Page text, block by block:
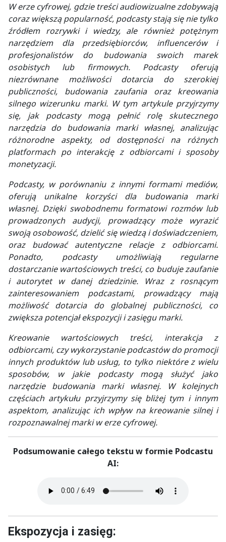
W erze cyfrowej, gdzie treści audiowizualne zdobywają
coraz większą popularność, podcasty stają się nie tylko
źródłem rozrywki i wiedzy, ale również potężnym
narzędziem dla przedsiębiorców, influencerów i
profesjonalistów do budowania swoich marek
osobistych lub firmowych. Podcasty oferują
niezrównane możliwości dotarcia do szerokiej
publiczności, budowania zaufania oraz kreowania
silnego wizerunku marki. W tym artykule przyjrzymy
się, jak podcasty mogą pełnić rolę skutecznego
narzędzia do budowania marki własnej, analizując
różnorodne aspekty, od dostępności na różnych
platformach po interakcję z odbiorcami i sposoby
monetyzacji.
Podcasty, w porównaniu z innymi formami mediów,
oferują unikalne korzyści dla budowania marki
własnej. Dzięki swobodnemu formatowi rozmów lub
prowadzonych audycji, prowadzący może wyrazić
swoją osobowość, dzielić się wiedzą i doświadczeniem,
oraz budować autentyczne relacje z odbiorcami.
Ponadto, podcasty umożliwiają regularne
dostarczanie wartościowych treści, co buduje zaufanie
i autorytet w danej dziedzinie. Wraz z rosnącym
zainteresowaniem podcastami, prowadzący mają
możliwość dotarcia do globalnej publiczności, co
zwiększa potencjał ekspozycji i zasięgu marki.
Kreowanie wartościowych treści, interakcja z
odbiorcami, czy wykorzystanie podcastów do promocji
innych produktów lub usług, to tylko niektóre z wielu
sposobów, w jakie podcasty mogą służyć jako
narzędzie budowania marki własnej. W kolejnych
częściach artykułu przyjrzymy się bliżej tym i innym
aspektom, analizując ich wpływ na kreowanie silnej i
rozpoznawalnej marki w erze cyfrowej.
Podsumowanie całego tekstu w formie Podcastu
AI:
Ekspozycja i zasięg: